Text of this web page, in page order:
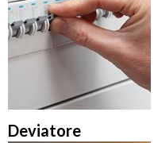
Deviatore